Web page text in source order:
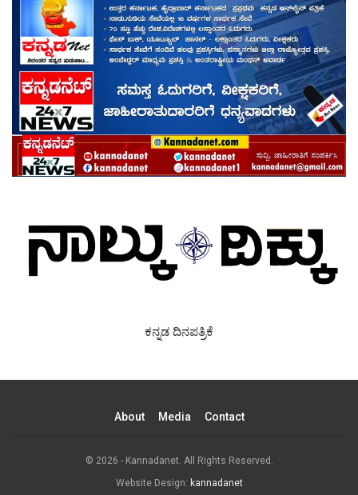
ಕನ್ನಡ ದಿನಪತ್ರಿಕೆ
About Media Contact
© 2026 - Kannadanet. All Rights Reserved.
Website Design: kannadanet